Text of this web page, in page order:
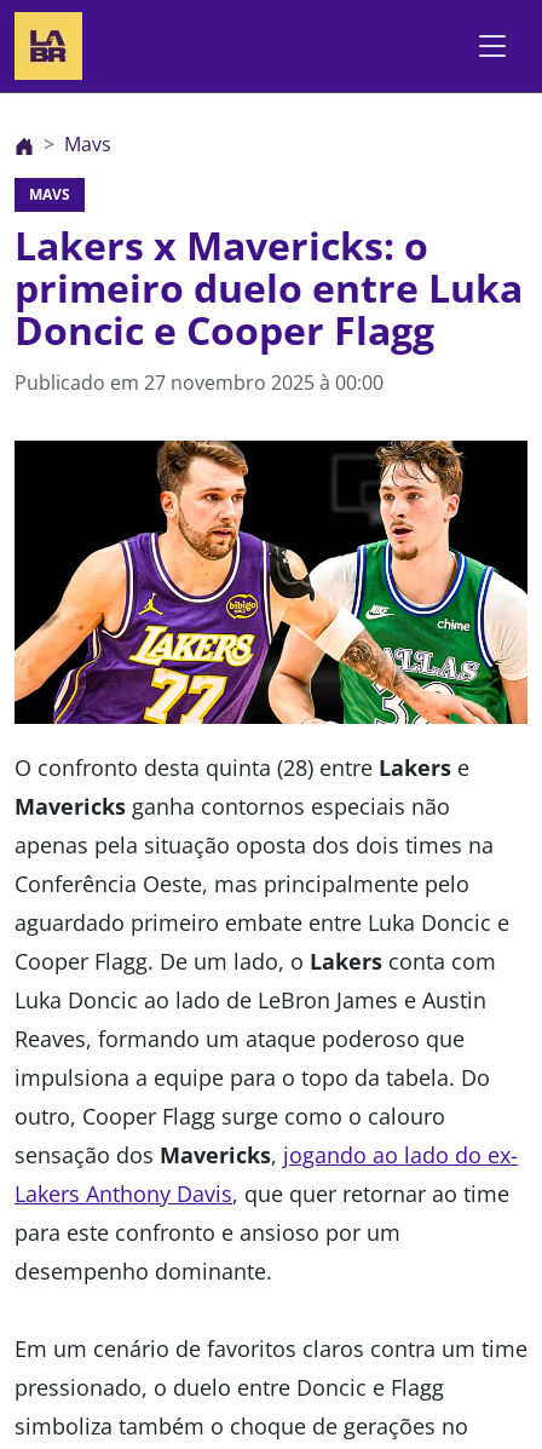
Mavs
MAVS
Lakers x Mavericks: o
primeiro duelo entre Luka
Doncic e Cooper Flagg
Publicado em 27 novembro 2025 à 00:00
O confronto desta quinta (28) entre Lakers e
Mavericks ganha contornos especiais não
apenas pela situação oposta dos dois times na
Conferência Oeste, mas principalmente pelo
aguardado primeiro embate entre Luka Doncic e
Cooper Flagg. De um lado, o Lakers conta com
Luka Doncic ao lado de LeBron James e Austin
Reaves, formando um ataque poderoso que
impulsiona a equipe para o topo da tabela. Do
outro, Cooper Flagg surge como o calouro
sensação dos Mavericks, jogando ao lado do ex-
Lakers Anthony Davis, que quer retornar ao time
para este confronto e ansioso por um
desempenho dominante.
Em um cenário de favoritos claros contra um time
pressionado, o duelo entre Doncic e Flagg
simboliza também o choque de gerações no